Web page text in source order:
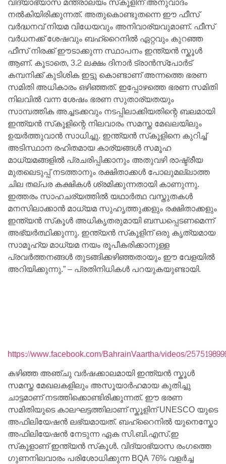
നൽകിയിരിക്കുന്നത്. അതുകൊണ്ടുതന്നെ ഈ ഫീസ്
വർദ്ധനവ് നിയമ വിധേയവും അനിവാര്യവുമാണ്‌. ഫീസ്
വർധനക്ക് ശേഷവും ബഹ്‌റൈനിൽ ഏറ്റവും കുറഞ്ഞ
ഫീസ് നിരക്ക് ഈടാക്കുന്ന സ്ഥാപനം ഇന്ത്യൻ സ്കൂൾ
ആണ്. കൂടാതെ, 3.2 ലക്ഷം ദിനാർ ട്രാൻസ്‌പോർട്
കമ്പനിക്ക് കുടിശിക ഇട്ടു കൊണ്ടാണ് അന്നത്തെ ഭരണ
സമിതി അധികാരം ഒഴിഞ്ഞത്. ഇപ്പോഴത്തെ ഭരണ സമിതി
നിലവിൽ വന്ന ശേഷം ഭരണ സുതാര്യതയും
സാമ്പത്തിക അച്ചടക്കവും നടപ്പിലാക്കിയതിന്റെ ബലമായി
ഇന്ത്യൻ സ്‌കൂളിന്റെ നിലവാരം സമസ്ത മേഖലയിലും
ഉയർത്തുവാൻ സാധിച്ചു. ഇന്ത്യൻ സ്‌കൂളിനെ കുറിച്ച്
അടിസ്ഥാന രഹിതമായ കാര്യങ്ങൾ സമൂഹ
മാധ്യമങ്ങളിൽ പ്രചരിപ്പിക്കാനും അതുവഴി രാഷ്ട്രീയ
മുതലെടുപ്പ് നടത്താനും രക്ഷിതാക്കൾ പോലുമല്ലാത്ത
ചില തല്പര കക്ഷികൾ ശ്രമിക്കുന്നതായി കാണുന്നു.
ഇത്തരം സാഹചര്യത്തിൽ യഥാർത്ഥ വസ്തുതകൾ
മനസിലാക്കാൻ മാധ്യമ സുഹൃത്തുക്കളും രക്ഷിതാക്കളും
ഇന്ത്യൻ സ്‌കൂൾ അധികൃതരുമായി ബന്ധപ്പെടണമെന്ന്
അഭ്യർത്ഥിക്കുന്നു. ഇന്ത്യൻ സ്‌കൂളിന് ഒരു കൃത്യമായ
സാമൂഹ്യ മാധ്യമ നയം രൂപീകരിക്കാനുള്ള
പ്രവർത്തനങ്ങൾ തുടങ്ങിക്കഴിഞ്ഞതായും ഈ വേളയിൽ
അറിയിക്കുന്നു.” – പ്രതിനിധികൾ പറയുകയുണ്ടായി.
https://www.facebook.com/BahrainVaartha/videos/
കഴിഞ്ഞ അഞ്ചു വർഷക്കാലമായി ഇന്ത്യൻ സ്കൂൾ
സമസ്ത മേഖലകളിലും അസൂയാർഹമായ കുതിച്ചു
ചാട്ടമാണ് നടത്തിക്കൊണ്ടിരിക്കുന്നത്. ഈ ഭരണ
സമിതിയുടെ കാലഘട്ടത്തിലാണ് സ്കൂളിന് UNESCO യുടെ
അഫിലിയേഷൻ ലഭ്യമായത്. ബഹ്‌റൈനിൽ യുനെസ്കോ
അഫിലിയേഷൻ നേടുന്ന ഏക സി.ബി.എസ്.ഇ
സ്‌കൂളാണ് ഇന്ത്യൻ സ്‌കൂൾ. വിദ്യാഭ്യാസ രംഗത്തെ
ഗുണനിലവാരം പരിശോധിക്കുന്ന BQA 76% വളർച്ച